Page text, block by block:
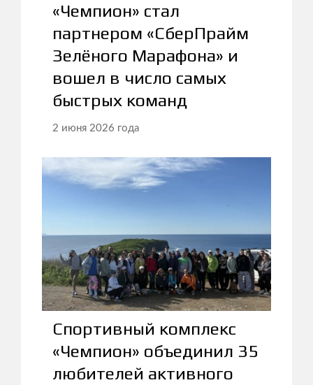
«Чемпион» стал
партнером «СберПрайм
Зелёного Марафона» и
вошел в число самых
быстрых команд
2 июня 2026 года
Спортивный комплекс
«Чемпион» объединил 35
любителей активного